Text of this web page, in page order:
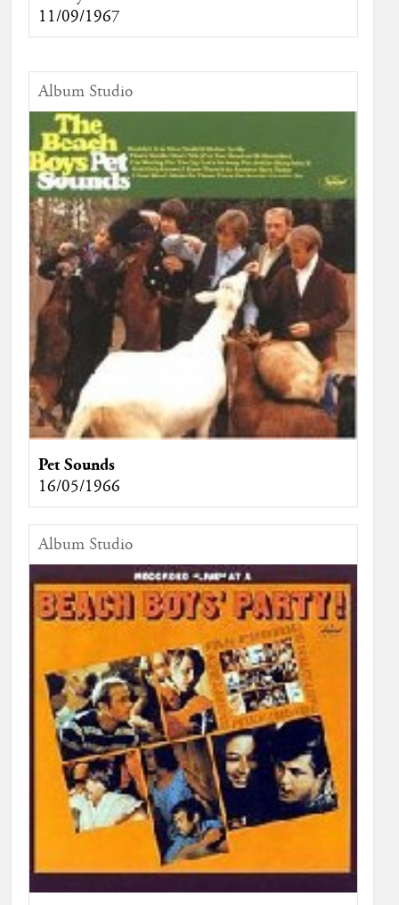
11/09/1967
Album Studio
Pet Sounds
16/05/1966
Album Studio